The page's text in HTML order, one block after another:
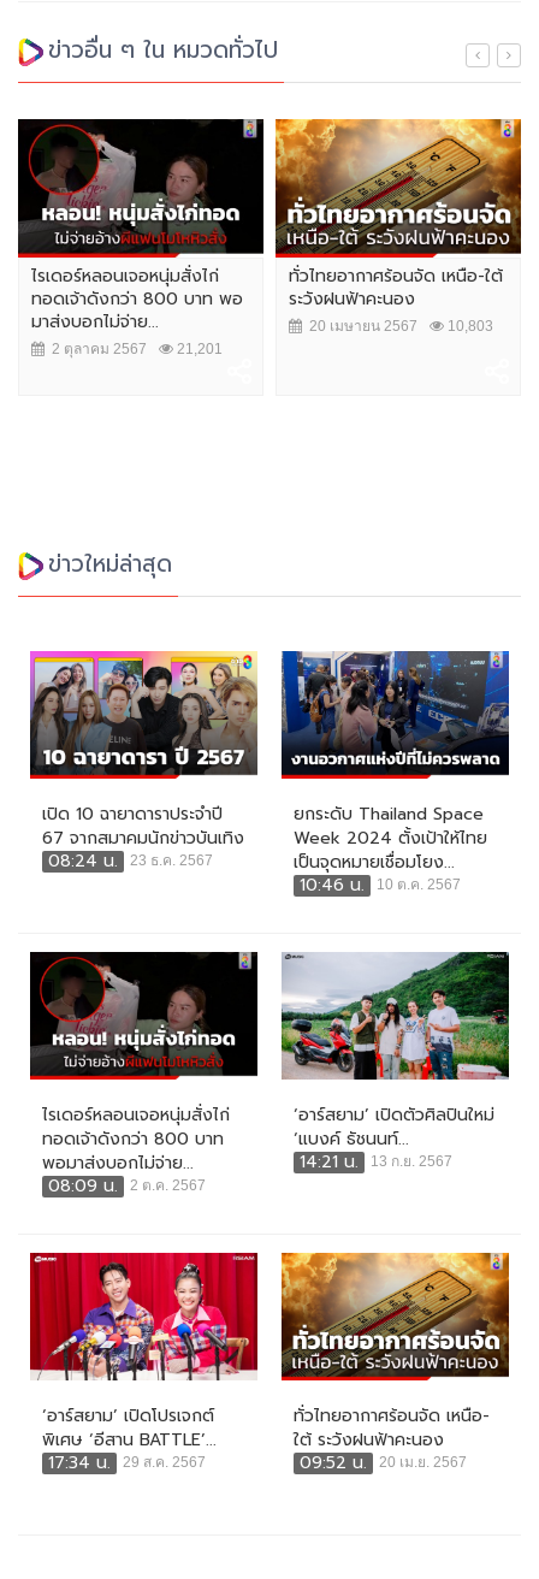
ข่าวอื่น ๆ ใน หมวดทั่วไป
ไรเดอร์หลอนเจอหนุ่มสั่งไก่
ทอดเจ้าดังกว่า 800 บาท พอ
มาส่งบอกไม่จ่าย...
2 ตุลาคม 2567 21,201
ทั่วไทยอากาศร้อนจัด เหนือ-ใต้
ระวังฝนฟ้าคะนอง
20 เมษายน 2567 10,803
ข่าวใหม่ล่าสุด
เปิด 10 ฉายาดาราประจำปี
67 จากสมาคมนักข่าวบันเทิง
08:24 น.
23 ธ.ค. 2567
ยกระดับ Thailand Space
Week 2024 ตั้งเป้าให้ไทย
เป็นจุดหมายเชื่อมโยง...
10:46 น.
10 ต.ค. 2567
ไรเดอร์หลอนเจอหนุ่มสั่งไก่
ทอดเจ้าดังกว่า 800 บาท
พอมาส่งบอกไม่จ่าย...
08:09 น.
2 ต.ค. 2567
‘อาร์สยาม’ เปิดตัวศิลปินใหม่
‘แบงค์ ธัชนนท์...
14:21 น.
13 ก.ย. 2567
‘อาร์สยาม’ เปิดโปรเจกต์
พิเศษ ‘อีสาน BATTLE’...
17:34 น.
29 ส.ค. 2567
ทั่วไทยอากาศร้อนจัด เหนือ-
ใต้ ระวังฝนฟ้าคะนอง
09:52 น.
20 เม.ย. 2567